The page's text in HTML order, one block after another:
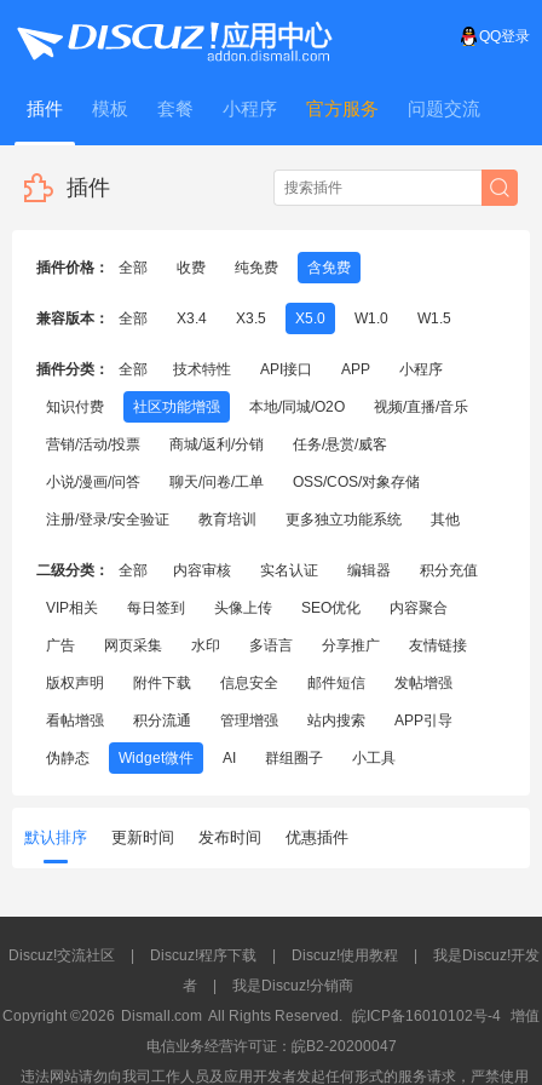
QQ登录
插件 模板 套餐 小程序 官方服务 问题交流
WitFrame
插件
插件价格： 全部 收费 纯免费 含免费
兼容版本： 全部 X3.4 X3.5 X5.0 W1.0 W1.5
插件分类： 全部 技术特性 API接口 APP 小程序
知识付费 社区功能增强 本地/同城/O2O 视频/直播/音乐
营销/活动/投票 商城/返利/分销 任务/悬赏/威客
小说/漫画/问答 聊天/问卷/工单 OSS/COS/对象存储
注册/登录/安全验证 教育培训 更多独立功能系统 其他
二级分类： 全部 内容审核 实名认证 编辑器 积分充值
VIP相关 每日签到 头像上传 SEO优化 内容聚合
广告 网页采集 水印 多语言 分享推广 友情链接
版权声明 附件下载 信息安全 邮件短信 发帖增强
看帖增强 积分流通 管理增强 站内搜索 APP引导
伪静态 Widget微件 AI 群组圈子 小工具
默认排序 更新时间 发布时间 优惠插件
Discuz!交流社区 Discuz!程序下载 Discuz!使用教程
我是Discuz!开发
者
我是Discuz!分销商
Copyright ©2026 Dismall.com All Rights Reserved. 皖ICP备16010102号-4 增值
电信业务经营许可证：皖B2-20200047
违法网站请勿向我司工作人员及应用开发者发起任何形式的服务请求，严禁使用